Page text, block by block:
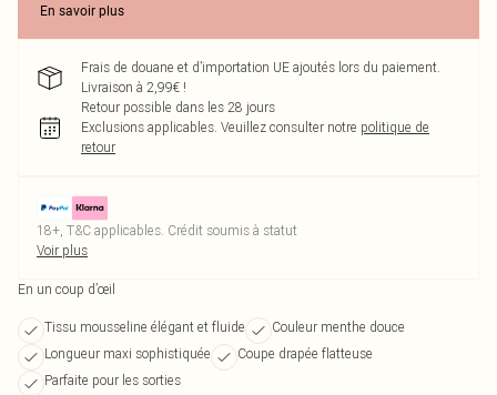
En savoir plus
Frais de douane et d’importation UE ajoutés lors du paiement.
Livraison à 2,99€ !
Retour possible dans les 28 jours
Exclusions applicables. Veuillez consulter notre politique de
retour
18+, T&C applicables. Crédit soumis à statut
Voir plus
En un coup d’œil
Tissu mousseline élégant et fluide
Couleur menthe douce
Longueur maxi sophistiquée
Coupe drapée flatteuse
Parfaite pour les sorties